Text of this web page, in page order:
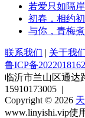
若爱只如隔
初春，相约
与你，青梅
联系我们 | 关于我
鲁ICP备
临沂市兰山区通达
15910173005 |
Copyright © 2026
www.linyishi.vip使